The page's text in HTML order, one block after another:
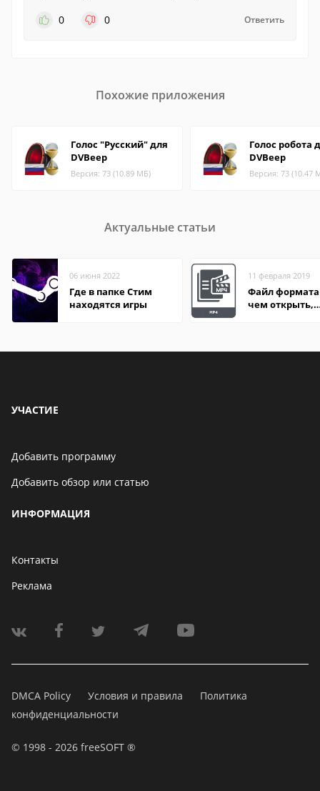
0
0 Ответить
Похожие приложения
Голос "Русский" для
DVBeep
Версия: 73 (10.89 МБ)
Голос робота
DVBeep
Версия: 73 (10.47
Актуальные статьи
06 июня 2022
Где в папке Стим
находятся игры
11 февраля 2019
Файл формата
чем открыть,
УЧАСТИЕ
Добавить программу
Добавить обзор или статью
ИНФОРМАЦИЯ
Контакты
Реклама
DMCA Policy Условия и правила
Политика
конфиденциальности
© 1998 - 2026 freeSOFT ®